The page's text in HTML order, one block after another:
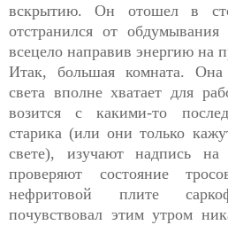
вскрытию. Он отошел в
отстранился от
всецело направив энергию на
Итак, большая комната.
света вполне хватает для
возится с какими-то
старика (или они только
свете), изучают надпись
проверяют состояние
нефритовой плите
почувствовал этим утром